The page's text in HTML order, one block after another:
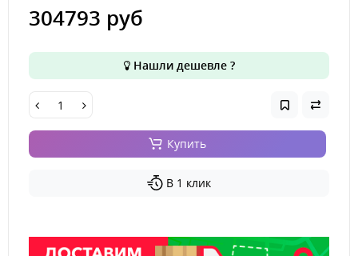
304793 руб
Нашли дешевле ?
Купить
В 1 клик